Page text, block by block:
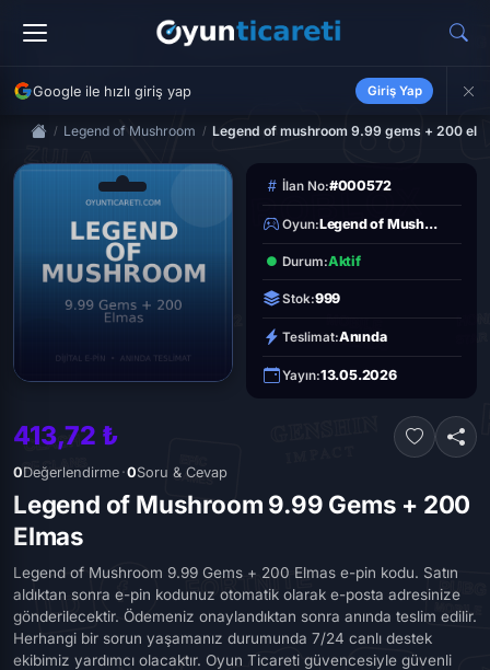
Google ile hızlı giriş yap Giriş Yap
Legend of Mushroom Legend of mushroom 9.99 gems + 200
İlan No:#000572
Oyun:Legend of Mush...
Durum:Aktif
Stok:999
Teslimat:Anında
Yayın:13.05.2026
413,72 ₺
0Değerlendirme ·0Soru & Cevap
Legend of Mushroom 9.99 Gems + 200
Elmas
Legend of Mushroom 9.99 Gems + 200 Elmas e-pin kodu. Satın
aldıktan sonra e-pin kodunuz otomatik olarak e-posta adresinize
gönderilecektir. Ödemeniz onaylandıktan sonra anında teslim edilir.
Herhangi bir sorun yaşamanız durumunda 7/24 canlı destek
ekibimiz yardımcı olacaktır. Oyun Ticareti güvencesiyle güvenli